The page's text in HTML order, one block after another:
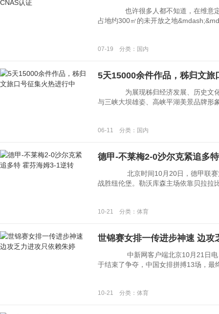
也许很多人都不知道，在维意定
占地约300㎡的未开放之地
07-19 分类：国内
5天15000余件作品，秭归文旅
为展现秭归经济发展、历史文化
与三峡大坝雄姿、高峡平湖美景品牌形
06-11 分类：国内
德甲-不莱梅2-0沙尔克紧追多
北京时间10月20日，德甲联赛第
战胜纽伦堡。勒沃库森主场依靠贝拉拉
10-21 分类：体育
世锦赛女排一传进步神速 边攻
中新网客户端北京10月21日电 (
于结束了争夺，中国女排拼搏13场，最
10-21 分类：体育